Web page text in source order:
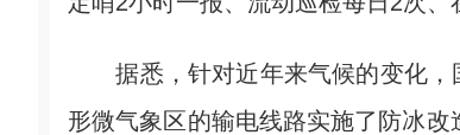
据悉，针对近年来气候的变化，
形微气象区的输电线路实施了防冰